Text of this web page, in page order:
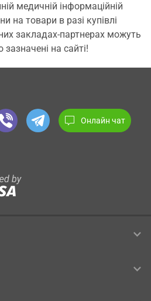
медичній інформаційній
на товари в разі купівлі
закладах-партнерах можуть
зазначені на сайті!
Онлайн чат